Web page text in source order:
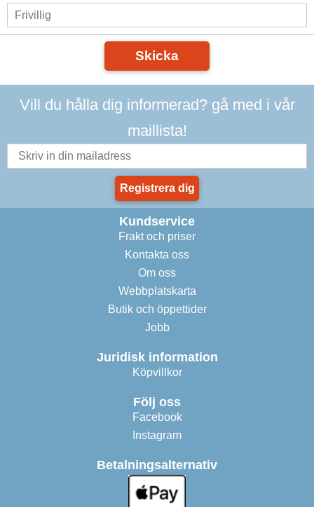
Skicka
Vill du hålla dig informerad? gå med i vår
maillista!
Registrera dig
Kundservice
Frakt och priser
Kontakta oss
Om oss
Webbplatskarta
Butik och öppettider
Jobb
Juridisk information
Köpvillkor
Följ oss
Facebook
Instagram
Betalningsalternativ